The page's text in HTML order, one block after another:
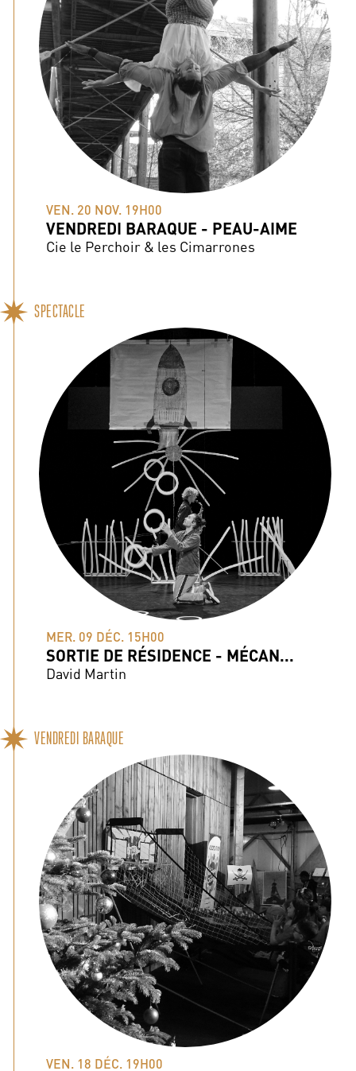
VEN. 20 NOV. 19H00
VENDREDI BARAQUE - PEAU-AIME
Cie le Perchoir & les Cimarrones
SPECTACLE
MER. 09 DÉC. 15H00
SORTIE DE RÉSIDENCE - MÉCAN...
David Martin
VENDREDI BARAQUE
VEN. 18 DÉC. 19H00